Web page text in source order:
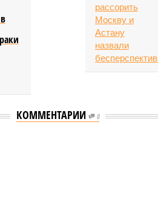
КОММЕНТАРИИ 0